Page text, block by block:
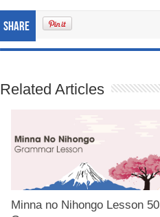
Share
Related Articles
Minna no Nihongo Lesson 50